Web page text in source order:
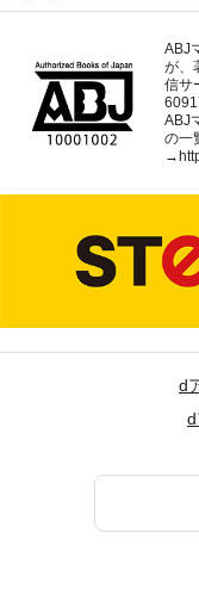
ABJ
が、
信サ
ABJ
の一
→
d